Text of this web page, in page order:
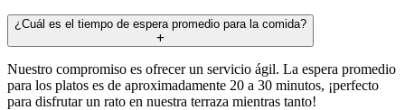
¿Cuál es el tiempo de espera promedio para la comida?
Nuestro compromiso es ofrecer un servicio ágil. La espera promedio
para los platos es de aproximadamente 20 a 30 minutos, ¡perfecto
para disfrutar un rato en nuestra terraza mientras tanto!